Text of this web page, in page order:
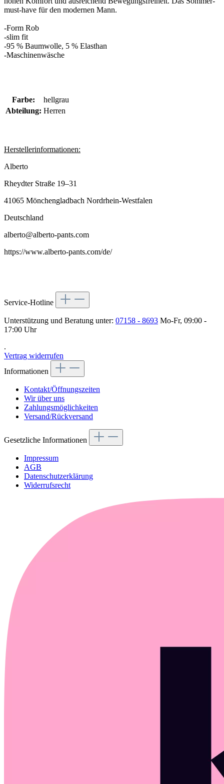
must-have für den modernen Mann.
-Form Rob
-slim fit
-95 % Baumwolle, 5 % Elasthan
-Maschinenwäsche
Farbe:
hellgrau
Abteilung: Herren
Herstellerinformationen:
Alberto
Rheydter Straße 19–31
41065 Mönchengladbach Nordrhein-Westfalen
Deutschland
alberto@alberto-pants.com
https://www.alberto-pants.com/de/
Service-Hotline
Unterstützung und Beratung unter: 07158 - 8693 Mo-Fr, 09:00 -
17:00 Uhr
.
Vertrag widerrufen
Informationen
Kontakt/Öffnungszeiten
Wir über uns
Zahlungsmöglichkeiten
Versand/Rückversand
Gesetzliche Informationen
Impressum
AGB
Datenschutzerklärung
Widerrufsrecht